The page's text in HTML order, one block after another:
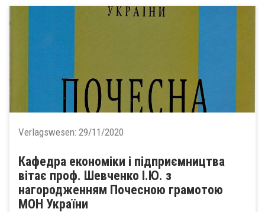
Verlagswesen: 29/11/2020
Кафедра економіки і підприємництва
вітає проф. Шевченко І.Ю. з
нагородженням Почесною грамотою
МОН України